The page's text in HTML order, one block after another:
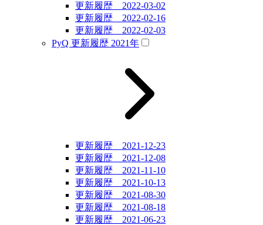
更新履歴 2022-03-02
更新履歴 2022-02-16
更新履歴 2022-02-03
PyQ 更新履歴 2021年
更新履歴 2021-12-23
更新履歴 2021-12-08
更新履歴 2021-11-10
更新履歴 2021-10-13
更新履歴 2021-08-30
更新履歴 2021-08-18
更新履歴 2021-06-23